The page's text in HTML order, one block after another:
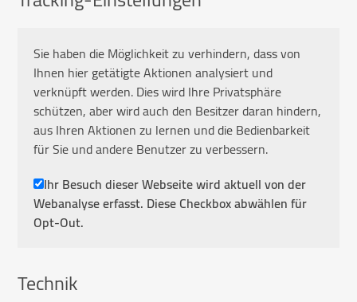
Sie haben die Möglichkeit zu verhindern, dass von
Ihnen hier getätigte Aktionen analysiert und
verknüpft werden. Dies wird Ihre Privatsphäre
schützen, aber wird auch den Besitzer daran hindern,
aus Ihren Aktionen zu lernen und die Bedienbarkeit
für Sie und andere Benutzer zu verbessern.
Ihr Besuch dieser Webseite wird aktuell von der
Webanalyse erfasst. Diese Checkbox abwählen für
Opt-Out.
Technik